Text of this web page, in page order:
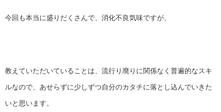
今回も本当に盛りだくさんで、消化不良気味ですが、
教えていただいていることは、 流行り廃りに関係なく普遍的なスキ
ルなので、あせらずに少しずつ自分のカタチに落とし込んでいきた
いと思います。